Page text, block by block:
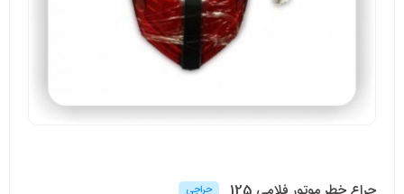
حراجی